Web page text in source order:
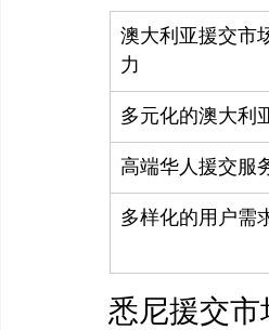
澳大利亚援交市
力
多元化的澳大利
高端华人援交服
多样化的用户需
悉尼援交